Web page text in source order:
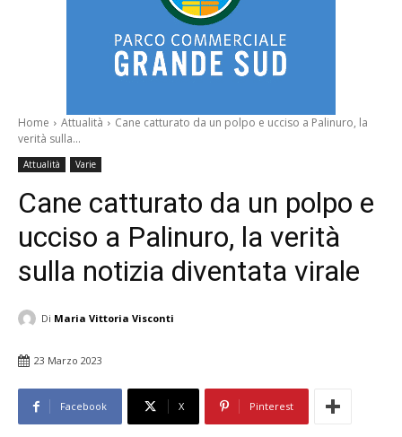
Home Attualità
Cane catturato da un polpo e ucciso a Palinuro, la
verità sulla...
Attualità Varie
Cane catturato da un polpo e
ucciso a Palinuro, la verità
sulla notizia diventata virale
Di Maria Vittoria Visconti
23 Marzo 2023
Facebook X Pinterest